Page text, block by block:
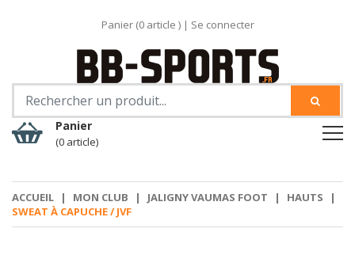
Panier (0article ) | Se connecter
Panier
(0 article)
ACCUEIL | MON CLUB | JALIGNY VAUMAS FOOT | HAUTS
|
SWEAT À CAPUCHE / JVF